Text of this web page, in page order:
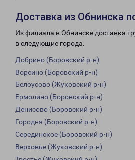
Доставка из Обнинска
Из филиала в Обнинске доставка
в следующие города:
Добрино (Боровский р-н)
Ворсино (Боровский р-н)
Белоусово (Жуковский р-н)
Ермолино (Боровский р-н)
Денисово (Боровский р-н)
Городня (Боровский р-н)
Серединское (Боровский р-н)
Верховье (Жуковский р-н)